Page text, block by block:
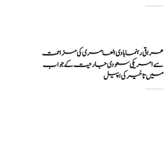
عراقی رہنما ہادی العامری کی مزاحمت
سے امریکی سعودی جارحیت کے جواب
میں تاخیر کی اپیل